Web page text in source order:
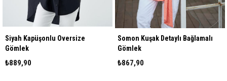
Oversize
Somon Kuşak Detaylı Bağlamalı
Gri Kuşak